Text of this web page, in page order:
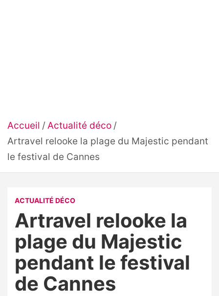
Accueil
Actualité déco
Artravel relooke la plage du Majestic pendant
le festival de Cannes
ACTUALITÉ DÉCO
Artravel relooke la
plage du Majestic
pendant le festival
de Cannes